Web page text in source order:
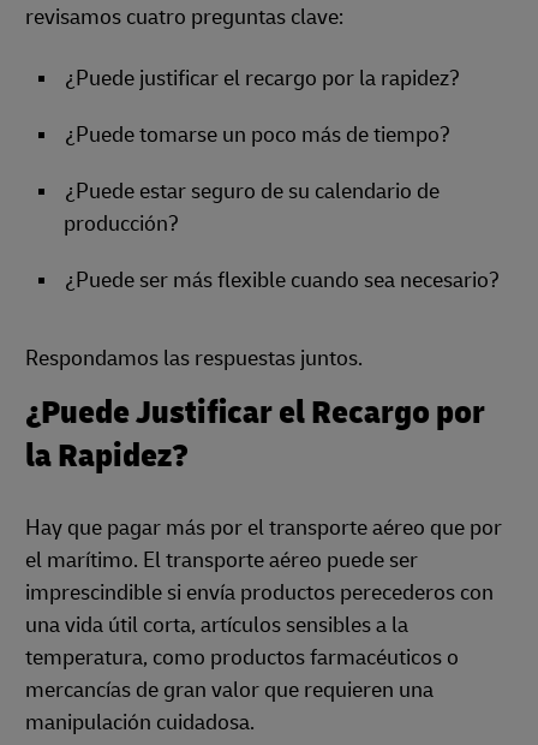
revisamos cuatro preguntas clave:
¿Puede justificar el recargo por la rapidez?
¿Puede tomarse un poco más de tiempo?
¿Puede estar seguro de su calendario de
producción?
¿Puede ser más flexible cuando sea necesario?
Respondamos las respuestas juntos.
¿Puede Justificar el Recargo por
la Rapidez?
Hay que pagar más por el transporte aéreo que por
el marítimo. El transporte aéreo puede ser
imprescindible si envía productos perecederos con
una vida útil corta, artículos sensibles a la
temperatura, como productos farmacéuticos o
mercancías de gran valor que requieren una
manipulación cuidadosa.